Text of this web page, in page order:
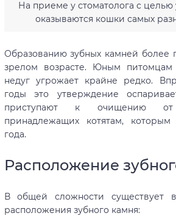
На приеме у стоматолога с
оказываются кошки самых
Образованию зубных камней
зрелом возрасте. Юным
недуг угрожает крайне редко.
годы это утверждение
приступают к очищению
принадлежащих котятам,
года.
Расположение
В общей сложности существует
расположения зубного камня: